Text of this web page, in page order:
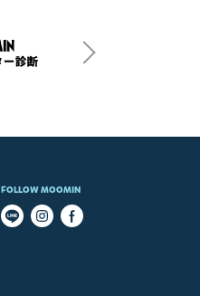
FOLLOW MOOMIN